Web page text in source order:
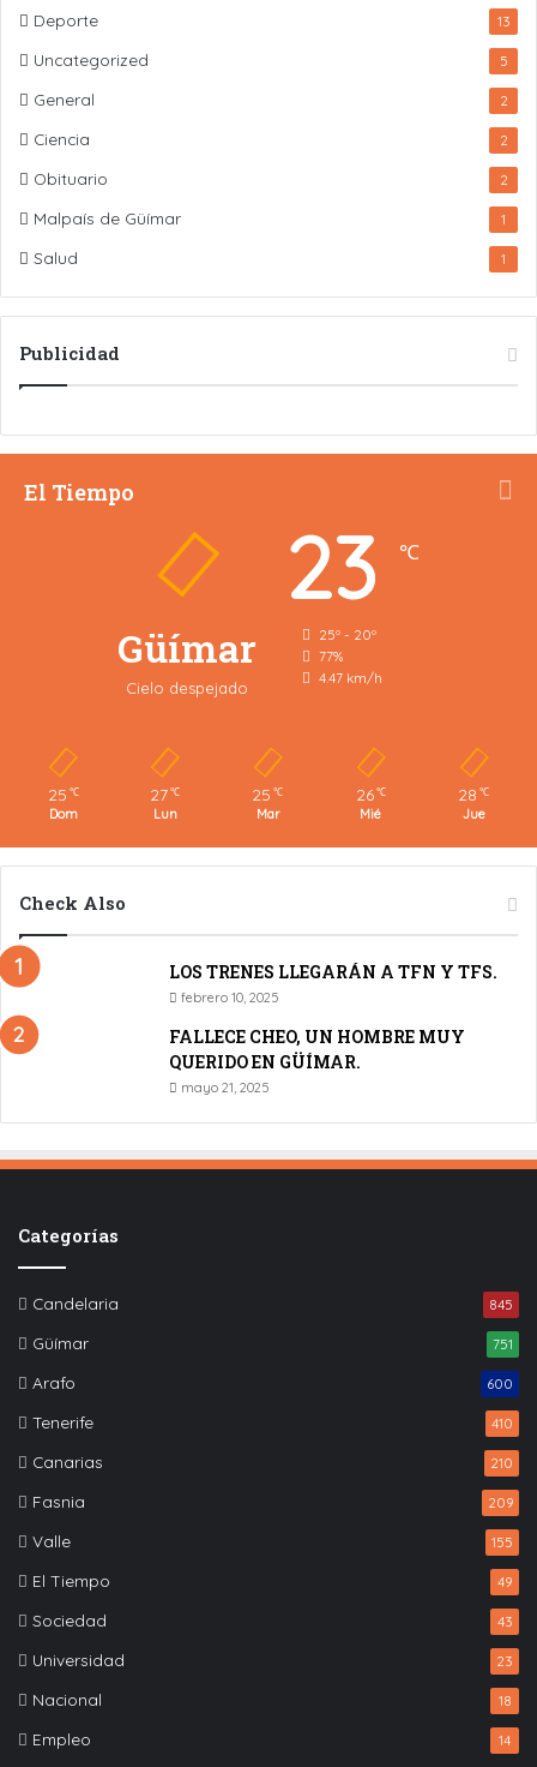
Deporte 13
Uncategorized 5
General 2
Ciencia 2
Obituario 2
Malpaís de Güímar 1
Salud 1
Publicidad
El Tiempo
Güímar
Cielo despejado
23 ℃
25º - 20º
77%
4.47 km/h
25 ℃
Dom
27 ℃
Lun
25 ℃
Mar
26 ℃
Mié
28 ℃
Jue
Check Also
LOS TRENES LLEGARÁN A TFN Y TFS.
febrero 10, 2025
FALLECE CHEO, UN HOMBRE MUY
QUERIDO EN GÜÍMAR.
mayo 21, 2025
Categorías
Candelaria 845
Güímar 751
Arafo 600
Tenerife 410
Canarias 210
Fasnia 209
Valle 155
El Tiempo 49
Sociedad 43
Universidad 23
Nacional 18
Empleo 14